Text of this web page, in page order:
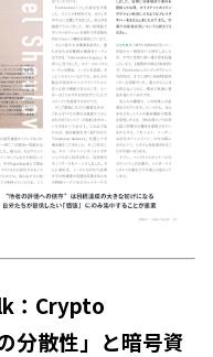
：Crypto
分散性」と暗号資